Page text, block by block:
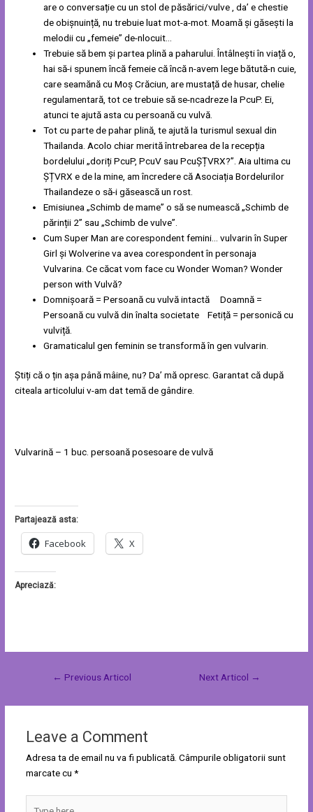
are o conversație cu un stol de păsărici/vulve , da’ e chestie
de obișnuință, nu trebuie luat mot-a-mot. Moamă și găsești la
melodii cu „femeie” de-nlocuit…
Trebuie să bem și partea plină a paharului. Întâlnești în viață o,
hai să-i spunem încă femeie că încă n-avem lege bătută-n cuie,
care seamănă cu Moș Crăciun, are mustață de husar, chelie
regulamentară, tot ce trebuie să se-ncadreze la PcuP. Ei,
atunci te ajută asta cu persoană cu vulvă.
Tot cu parte de pahar plină, te ajută la turismul sexual din
Thailanda. Acolo chiar merită întrebarea de la recepția
bordelului „doriți PcuP, PcuV sau PcuȘȚVRX?”. Aia ultima cu
ȘȚVRX e de la mine, am încredere că Asociația Bordelurilor
Thailandeze o să-i găsească un rost.
Emisiunea „Schimb de mame” o să se numească „Schimb de
părinții 2” sau „Schimb de vulve”.
Cum Super Man are corespondent femini… vulvarin în Super
Girl și Wolverine va avea corespondent în personaja
Vulvarina. Ce căcat vom face cu Wonder Woman? Wonder
person with Vulvă?
Domnișoară = Persoană cu vulvă intactă Doamnă =
Persoană cu vulvă din înalta societate Fetiță = personică cu
vulviță.
Gramaticalul gen feminin se transformă în gen vulvarin.
Știți că o țin așa până mâine, nu? Da’ mă opresc. Garantat că după
citeala articolului v-am dat temă de gândire.
Vulvarină – 1 buc. persoană posesoare de vulvă
Partajează asta:
Facebook X
Apreciază:
← Previous Articol Next Articol →
Leave a Comment
Adresa ta de email nu va fi publicată. Câmpurile obligatorii sunt
marcate cu *